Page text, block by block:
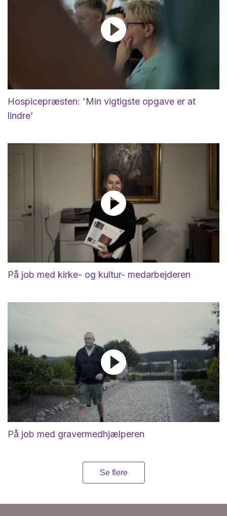
Hospicepræsten: 'Min vigtigste opgave er at
lindre'
På job med kirke- og kultur- medarbejderen
På job med gravermedhjælperen
Se flere